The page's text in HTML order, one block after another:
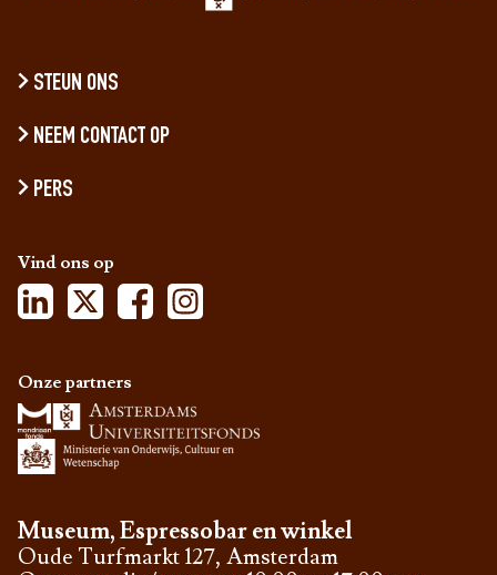
STEUN ONS
NEEM CONTACT OP
PERS
Vind ons op
Museum, Espressobar en winkel
Oude Turfmarkt 127, Amsterdam
Onze partners